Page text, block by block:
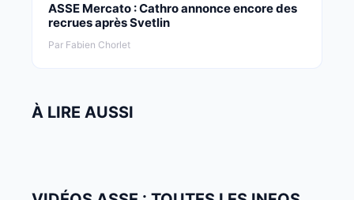
ASSE Mercato : Cathro annonce encore des
recrues après Svetlin
Par Fabien Chorlet
À LIRE AUSSI